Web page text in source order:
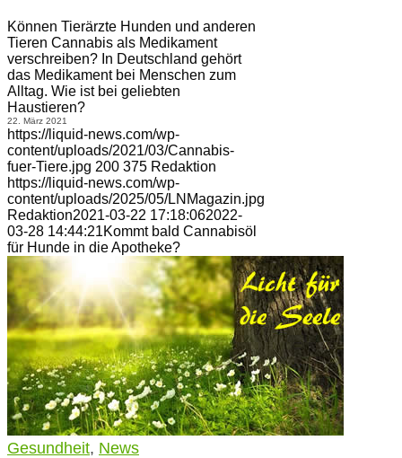
Können Tierärzte Hunden und anderen
Tieren Cannabis als Medikament
verschreiben? In Deutschland gehört
das Medikament bei Menschen zum
Alltag. Wie ist bei geliebten
Haustieren?
22. März 2021
https://liquid-news.com/wp-
content/uploads/2021/03/Cannabis-
fuer-Tiere.jpg 200 375 Redaktion
https://liquid-news.com/wp-
content/uploads/2025/05/LNMagazin.jpg
Redaktion2021-03-22 17:18:062022-
03-28 14:44:21Kommt bald Cannabisöl
für Hunde in die Apotheke?
Gesundheit, News